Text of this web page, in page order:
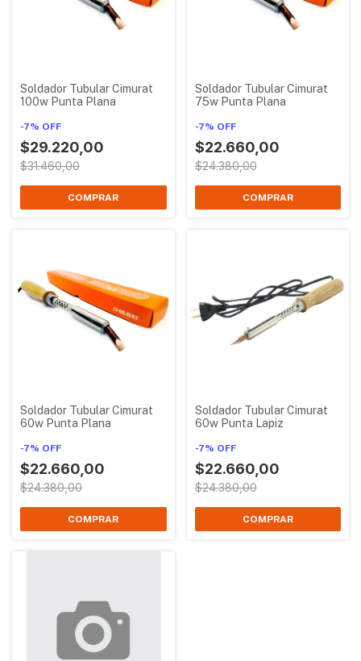
Soldador Tubular Cimurat
100w Punta Plana
-7% OFF
$29.220,00
$31.460,00
Soldador Tubular Cimurat
75w Punta Plana
-7% OFF
$22.660,00
$24.380,00
Soldador Tubular Cimurat
60w Punta Plana
-7% OFF
$22.660,00
$24.380,00
Soldador Tubular Cimurat
60w Punta Lapiz
-7% OFF
$22.660,00
$24.380,00